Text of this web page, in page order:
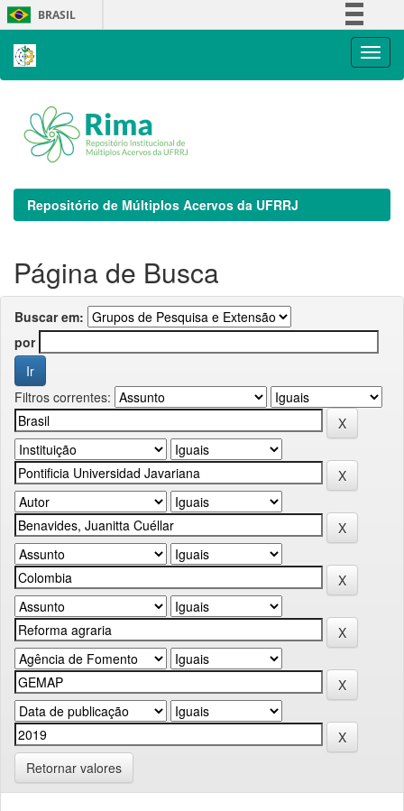
Skip
navigation
BRASIL
Repositório de Múltiplos Acervos da UFRRJ
Página de Busca
Buscar em:
por
Filtros correntes:
Retornar valores